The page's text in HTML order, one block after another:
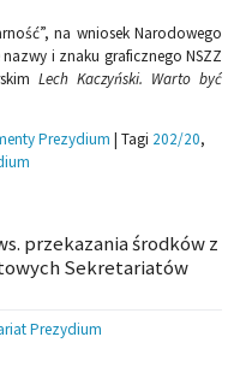
na wniosek Narodowego
i znaku graficznego NSZZ
Lech Kaczyński. Warto być
Prezydium | Tagi 202/20,
przekazania środków z
Sekretariatów
Prezydium